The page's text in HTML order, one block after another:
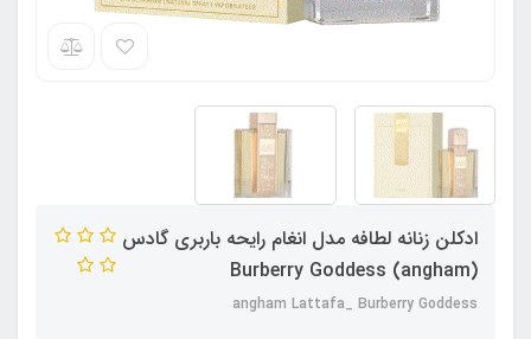
ادکلن زنانه لطافه مدل انغام رایحه باربری گادس
(angham) Burberry Goddess
angham Lattafa_ Burberry Goddess